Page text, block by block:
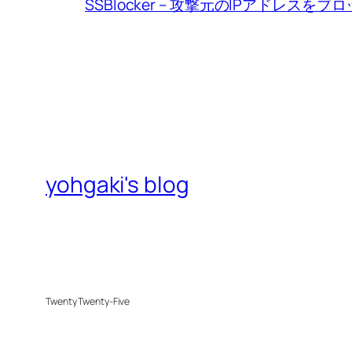
SSBlocker – 攻撃元のIPアドレスをブロ
yohgaki's blog
Twenty Twenty-Five